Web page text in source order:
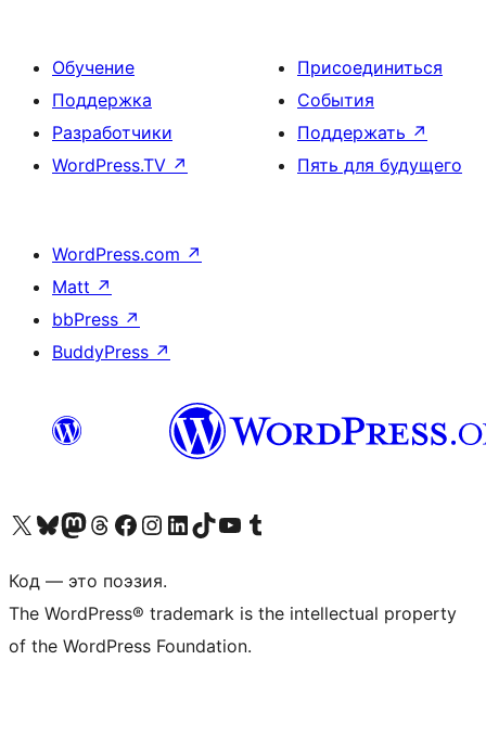
Обучение
Поддержка
Разработчики
WordPress.TV ↗
Присоединиться
События
Поддержать ↗
Пять для будущего
WordPress.com ↗
Matt ↗
bbPress ↗
BuddyPress ↗
Посетите нас в X (ранее Twitter)
Посетите нашу учётную запись в Bluesky
Посетите нашу ленту в Mastodon
Посетите нашу учётную запись в Threads
Посетите нашу страницу на Facebook
Посетите наш Instagram
Посетите нашу страницу в LinkedIn
Посетите нашу учётную запись в TikTok
Посетите наш канал YouTube
Посетите нашу учётную запись в Tumblr
Код — это поэзия.
The WordPress® trademark is the intellectual property
of the WordPress Foundation.